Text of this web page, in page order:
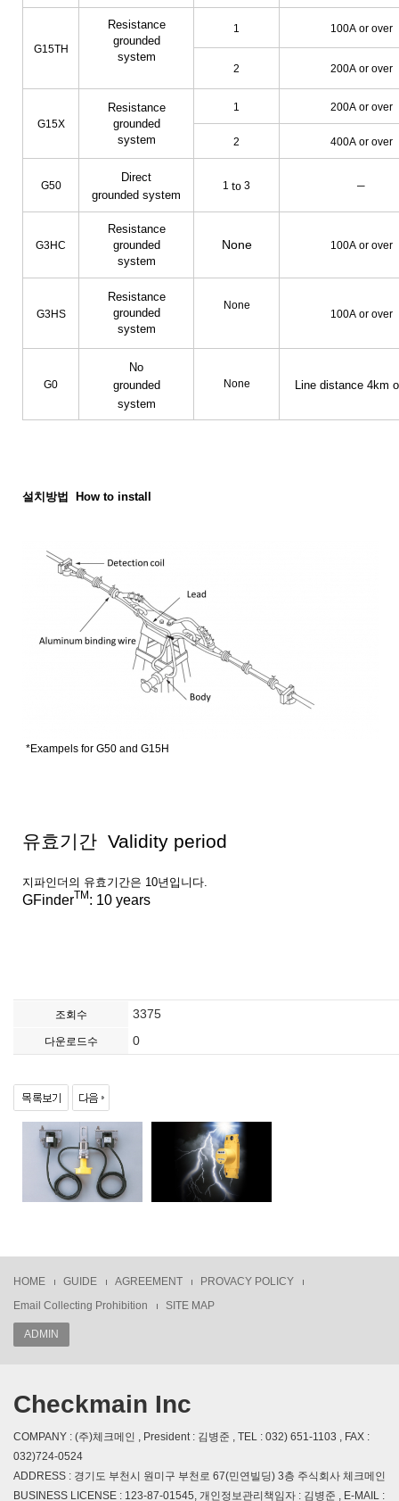
G15TH
Resistance
grounded
system
1 100Aor over
2 200Aor over
G15X
Resistance
grounded
system
1 200Aor over
2 400Aor over
G50
Direct
grounded system
1 to 3 ─
G3HC
Resistance
grounded
system
None 100Aor over
G3HS
Resistance
grounded
system
None
100Aor over
G0
No
grounded
system
None Line distance 4km
설치방법 How to install
*Exampels for G50 and G15H
유효기간 Validity period
지파인더의 유효기간은 10년입니다.
GFinderTM: 10 years
조회수 3375
다운로드수 0
HOME GUIDE AGREEMENT
PROVACY POLICY
Email Collecting Prohibition
SITE MAP
ADMIN
Checkmain Inc
COMPANY : (주)체크메인 , President : 김병준 , TEL : 032) 651-1103 , FAX :
032)724-0524
ADDRESS : 경기도 부천시 원미구 부천로 67(민연빌딩) 3층 주식회사 체크메인
BUSINESS LICENSE : 123-87-01545, 개인정보관리책임자 : 김병준 , E-MAIL :